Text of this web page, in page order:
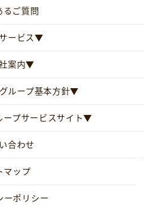
るご質問
ービス▼
案内▼
ループ基本方針▼
プサービスサイト▼
合わせ
マップ
ーポリシー